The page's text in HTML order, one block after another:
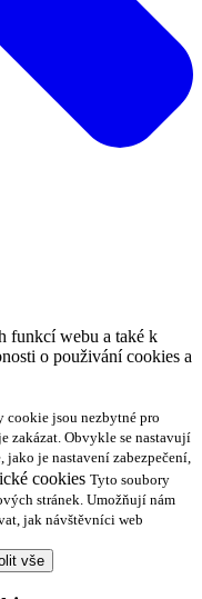
funkcí webu a také k
o použivání cookies a
cookie jsou nezbytné pro
zakázat. Obvykle se nastavují
jako je nastavení zabezpečení,
cookies Tyto soubory
stránek. Umožňují nám
jak návštěvníci web
vše